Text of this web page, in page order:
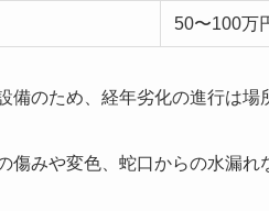
50〜100万
備のため、経年劣化の進行は場
傷みや変色、蛇口からの水漏れ